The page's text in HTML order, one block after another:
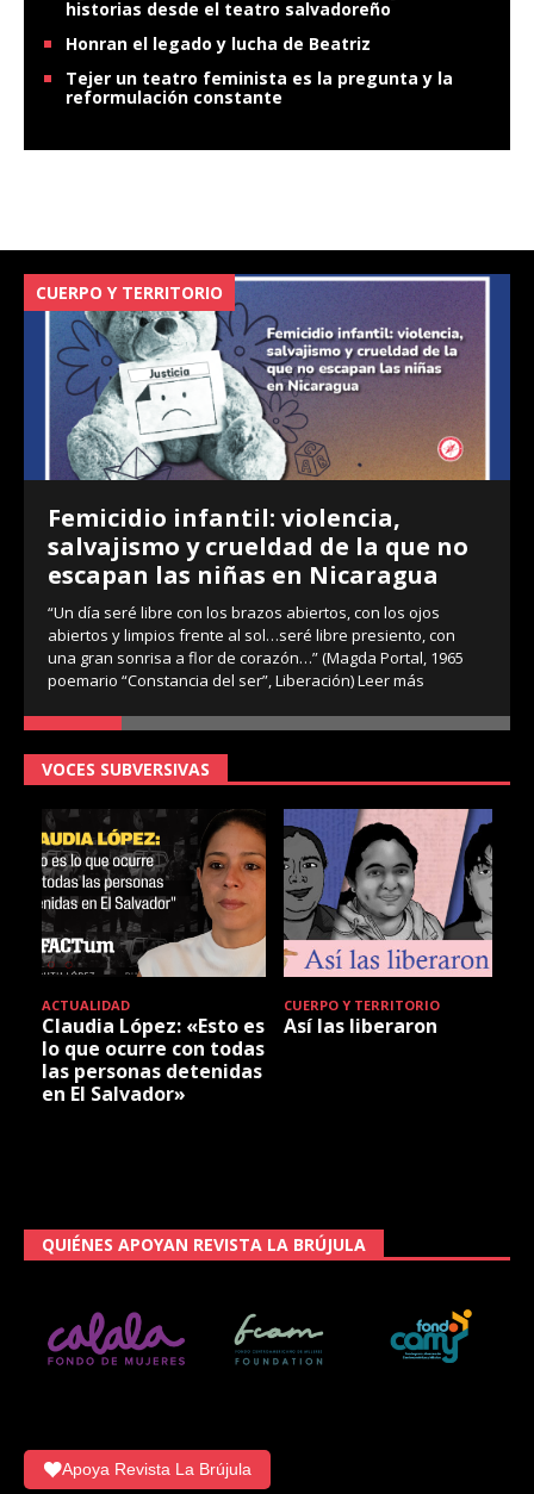
historias desde el teatro salvadoreño
Honran el legado y lucha de Beatriz
Tejer un teatro feminista es la pregunta y la
reformulación constante
CUERPO Y TERRITORIO
Femicidio infantil: violencia,
salvajismo y crueldad de la que no
escapan las niñas en Nicaragua
“Un día seré libre con los brazos abiertos, con los ojos
abiertos y limpios frente al sol…seré libre presiento, con
una gran sonrisa a flor de corazón…” (Magda Portal, 1965
poemario “Constancia del ser”, Liberación)Leer más
VOCES SUBVERSIVAS
ACTUALIDAD
Claudia López: «Esto es
lo que ocurre con todas
las personas detenidas
en El Salvador»
CUERPO Y TERRITORIO
Así las liberaron
QUIÉNES APOYAN REVISTA LA BRÚJULA
Apoya Revista La Brújula